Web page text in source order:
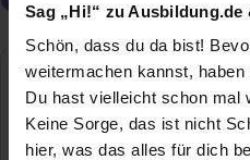
Sag „Hi!“ zu Ausbildung.de
Schön, dass du da bist!
weitermachen kannst,
Du hast vielleicht schon mal
Keine Sorge, das ist nicht
hier, was das alles für dich
Industrie- und
Bergstraße 2
24103 Kiel